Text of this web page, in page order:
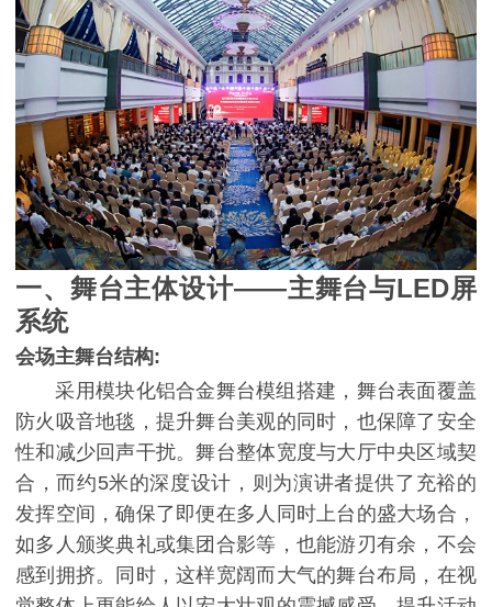
一、舞台主体设计——主舞台与LED屏
系统
会场主舞台结构:
采用模块化铝合金舞台模组搭建，舞台表面覆盖
防火吸音地毯，提升舞台美观的同时，也保障了安全
性和减少回声干扰。舞台整体宽度与大厅中央区域契
合，而约5米的深度设计，则为演讲者提供了充裕的
发挥空间，确保了即便在多人同时上台的盛大场合，
如多人颁奖典礼或集团合影等，也能游刃有余，不会
感到拥挤。同时，这样宽阔而大气的舞台布局，在视